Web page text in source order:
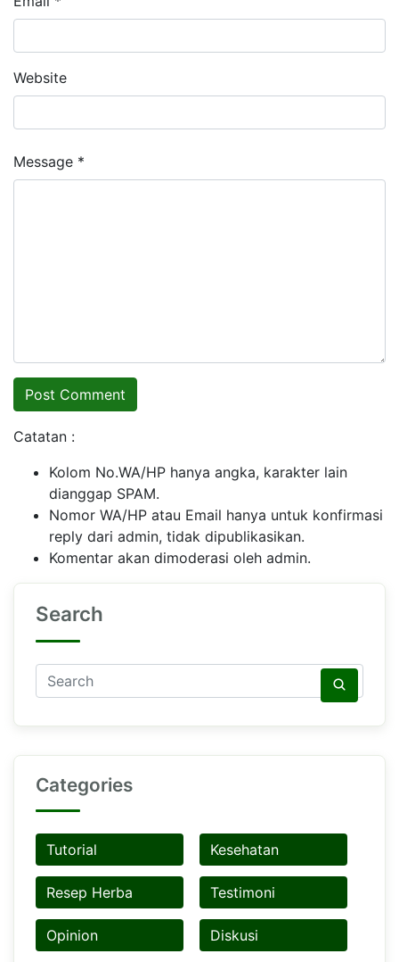
Website
Message *
Catatan :
Kolom No.WA/HP hanya angka, karakter lain
dianggap SPAM.
Nomor WA/HP atau Email hanya untuk konfirmasi
reply dari admin, tidak dipublikasikan.
Komentar akan dimoderasi oleh admin.
Search
Categories
Tutorial Kesehatan
Resep Herba Testimoni
Opinion Diskusi